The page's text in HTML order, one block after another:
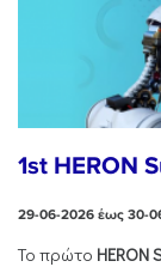
1st HERON
29-06-2026 έως 30-
Το πρώτο HERON